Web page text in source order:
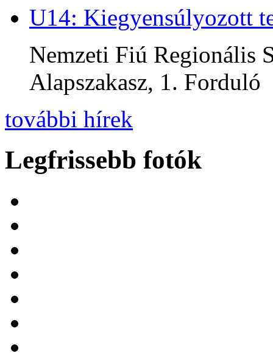
U14: Kiegyensúlyozott
Nemzeti Fiú Regionális
Alapszakasz, 1. Forduló
további hírek
Legfrissebb fotók